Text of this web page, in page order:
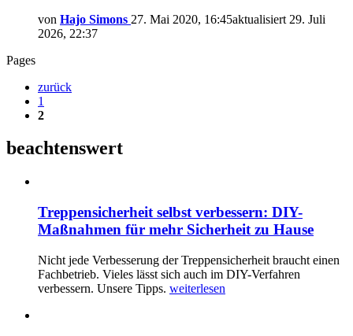
von Hajo Simons 27. Mai 2020, 16:45aktualisiert 29. Juli
2026, 22:37
Pages
zurück
1
2
beachtenswert
Treppensicherheit selbst verbessern: DIY-
Maßnahmen für mehr Sicherheit zu Hause
Nicht jede Verbesserung der Treppensicherheit braucht einen
Fachbetrieb. Vieles lässt sich auch im DIY-Verfahren
verbessern. Unsere Tipps. weiterlesen